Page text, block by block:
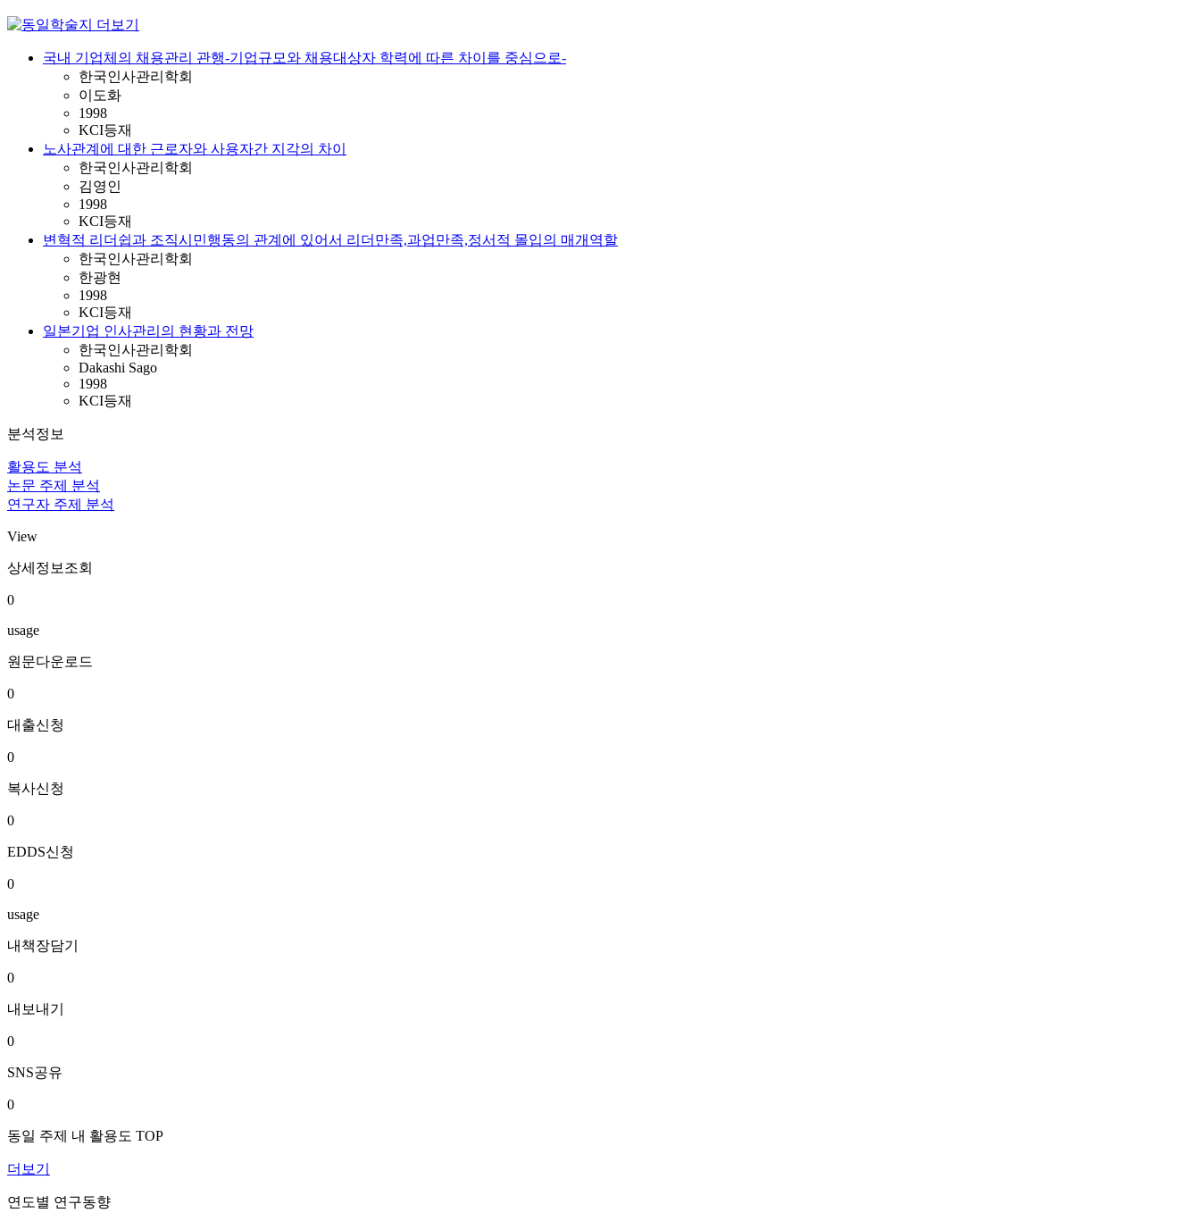
국내 기업체의 채용관리 관행-기업규모와 채용대상자 학력에 따른 차이를 중심으로-
한국인사관리학회
이도화
1998
KCI등재
노사관계에 대한 근로자와 사용자간 지각의 차이
한국인사관리학회
김영인
1998
KCI등재
변혁적 리더쉽과 조직시민행동의 관계에 있어서 리더만족,과업만족,정서적 몰입의 매개역할
한국인사관리학회
한광현
1998
KCI등재
일본기업 인사관리의 현황과 전망
한국인사관리학회
Dakashi Sago
1998
KCI등재
분석정보
활용도 분석
논문 주제 분석
연구자 주제 분석
View
상세정보조회
0
usage
원문다운로드
0
대출신청
0
복사신청
0
EDDS신청
0
usage
내책장담기
0
내보내기
0
SNS공유
0
동일 주제 내 활용도 TOP
더보기
연도별 연구동향